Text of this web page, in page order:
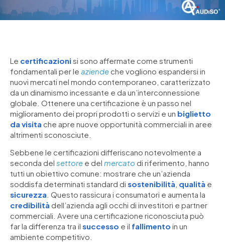
Le certificazioni si sono affermate come strumenti
fondamentali per le aziendeche vogliono espandersi in
nuovi mercati nel mondo contemporaneo, caratterizzato
da un dinamismo incessante e da un’interconnessione
globale. Ottenere una certificazione è un passo nel
miglioramento dei propri prodotti o servizi e un biglietto
da visita che apre nuove opportunità commerciali in aree
altrimenti sconosciute.
Sebbene le certificazioni differiscano notevolmente a
seconda del settore e del mercato di riferimento, hanno
tutti un obiettivo comune: mostrare che un’azienda
soddisfa determinati standard di sostenibilità qualità e
sicurezza . Questo rassicura i consumatori e aumenta la
credibilità dell’azienda agli occhi di investitori e partner
commerciali. Avere una certificazione riconosciuta può
far la differenza tra il successo e il fallimento in un
ambiente competitivo.